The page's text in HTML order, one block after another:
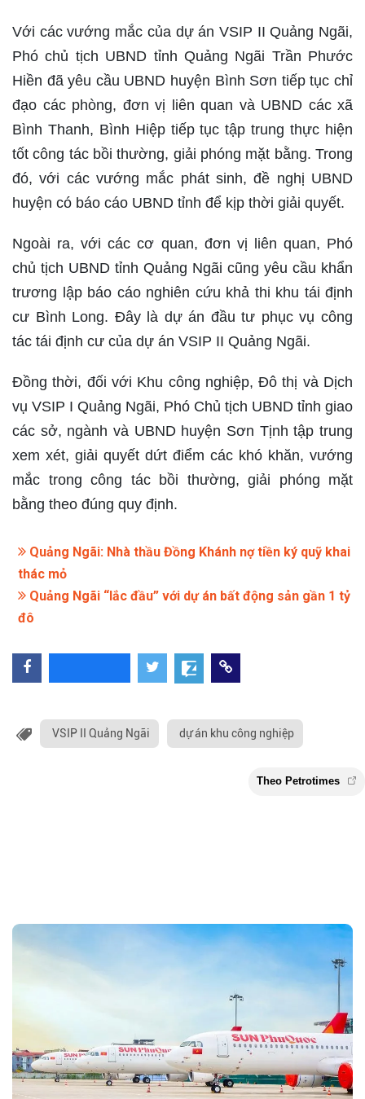
Với các vướng mắc của dự án VSIP II Quảng Ngãi,
Phó chủ tịch UBND tỉnh Quảng Ngãi Trần Phước
Hiền đã yêu cầu UBND huyện Bình Sơn tiếp tục chỉ
đạo các phòng, đơn vị liên quan và UBND các xã
Bình Thanh, Bình Hiệp tiếp tục tập trung thực hiện
tốt công tác bồi thường, giải phóng mặt bằng. Trong
đó, với các vướng mắc phát sinh, đề nghị UBND
huyện có báo cáo UBND tỉnh để kịp thời giải quyết.
Ngoài ra, với các cơ quan, đơn vị liên quan, Phó
chủ tịch UBND tỉnh Quảng Ngãi cũng yêu cầu khẩn
trương lập báo cáo nghiên cứu khả thi khu tái định
cư Bình Long. Đây là dự án đầu tư phục vụ công
tác tái định cư của dự án VSIP II Quảng Ngãi.
Đồng thời, đối với Khu công nghiệp, Đô thị và Dịch
vụ VSIP I Quảng Ngãi, Phó Chủ tịch UBND tỉnh giao
các sở, ngành và UBND huyện Sơn Tịnh tập trung
xem xét, giải quyết dứt điểm các khó khăn, vướng
mắc trong công tác bồi thường, giải phóng mặt
bằng theo đúng quy định.
Quảng Ngãi: Nhà thầu Đồng Khánh nợ tiền ký quỹ khai
thác mỏ
Quảng Ngãi “lắc đầu” với dự án bất động sản gần 1 tỷ
đô
VSIP II Quảng Ngãi dự án khu công nghiệp
Theo